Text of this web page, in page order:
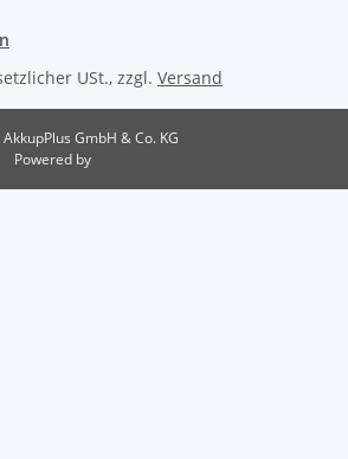
USt., zzgl. Versand
GmbH & Co. KG
Powered by